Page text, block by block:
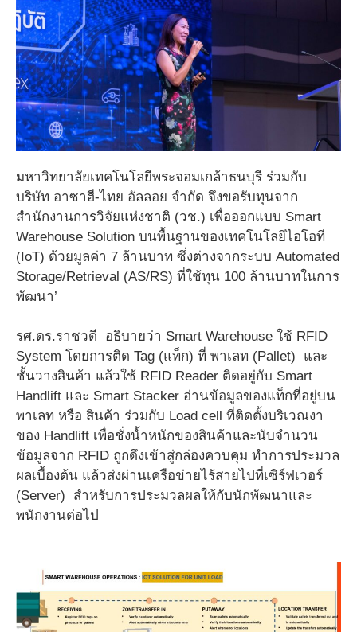
มหาวิทยาลัยเทคโนโลยีพระจอมเกล้าธนบุรี ร่วมกับ
บริษัท อาซาฮี-ไทย อัลลอย จำกัด จึงขอรับทุนจาก
สำนักงานการวิจัยแห่งชาติ (วช.) เพื่อออกแบบ Smart
Warehouse Solution บนพื้นฐานของเทคโนโลยีไอโอที
(IoT) ด้วยมูลค่า 7 ล้านบาท ซึ่งต่างจากระบบ Automated
Storage/Retrieval (AS/RS) ที่ใช้ทุน 100 ล้านบาทในการ
พัฒนา’
รศ.ดร.ราชวดี อธิบายว่า Smart Warehouse ใช้ RFID
System โดยการติด Tag (แท็ก) ที่ พาเลท (Pallet) และ
ชั้นวางสินค้า แล้วใช้ RFID Reader ติดอยู่กับ Smart
Handlift และ Smart Stacker อ่านข้อมูลของแท็กที่อยู่บน
พาเลท หรือ สินค้า ร่วมกับ Load cell ที่ติดตั้งบริเวณงา
ของ Handlift เพื่อชั่งน้ำหนักของสินค้าและนับจำนวน
ข้อมูลจาก RFID ถูกดึงเข้าสู่กล่องควบคุม ทำการประมวล
ผลเบื้องต้น แล้วส่งผ่านเครือข่ายไร้สายไปที่เซิร์ฟเวอร์
(Server) สำหรับการประมวลผลให้กับนักพัฒนาและ
พนักงานต่อไป